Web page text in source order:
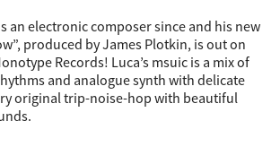
an electronic composer since and his new
produced by James Plotkin, is out on
Records! Luca’s msuic is a mix of
and analogue synth with delicate
original trip-noise-hop with beautiful